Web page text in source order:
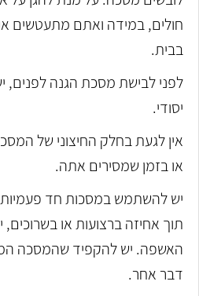
חולים, במידה ואתם מתעטשים
בבית.
לפני לבישת מסכת הגנה לפנים,
יסודי.
אין לגעת בחלק החיצוני של
או בזמן שמסירים אתה.
יש להשתמש במסכות חד
תוך אחיזה ברצועות או בשרוכים,
האשפה. יש להקפיד שהמסכה
דבר אחר.